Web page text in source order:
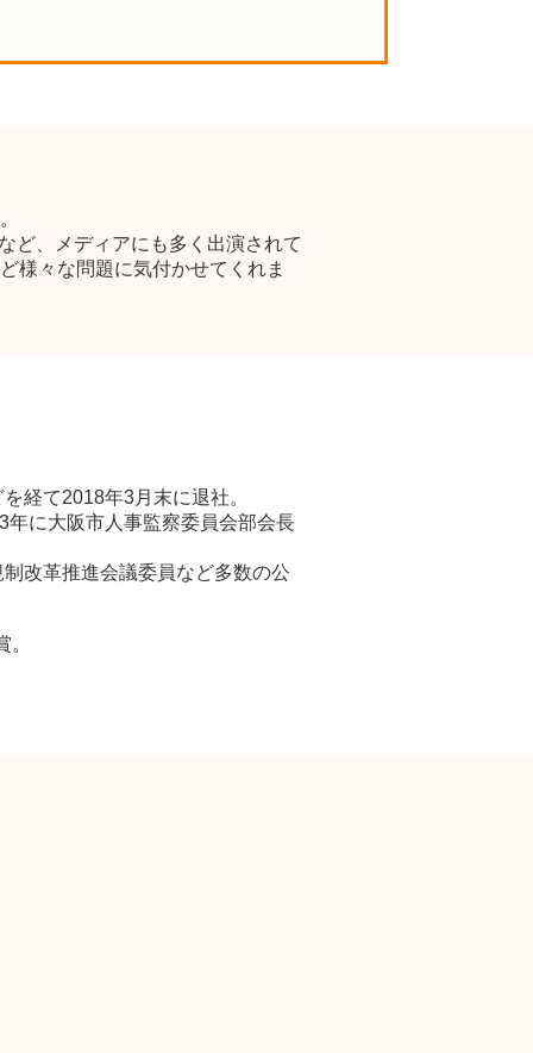
ど、メディアにも多く出演されて
様々な問題に気付かせてくれま
経て2018年3月末に退社。
に大阪市人事監察委員会部会長
改革推進会議委員など多数の公